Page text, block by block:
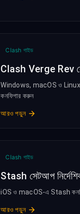
Clash গাইড
Clash Verge Rev
Windows, macOS ও
কনফিগার করুন
আরও পড়ুন
Clash গাইড
Stash সেটআপ
iOS ও macOS-এ Stash
আরও পড়ুন